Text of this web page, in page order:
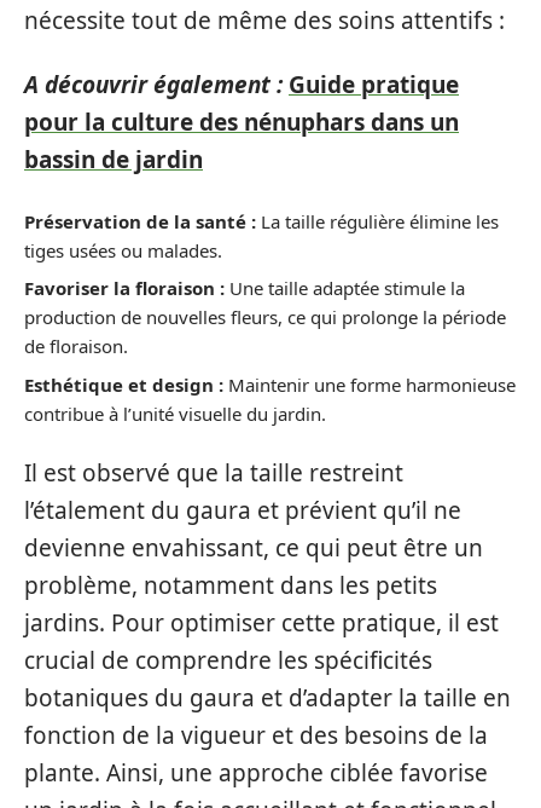
nécessite tout de même des soins attentifs :
A découvrir également : Guide pratique
pour la culture des nénuphars dans un
bassin de jardin
Préservation de la santé : La taille régulière élimine les
tiges usées ou malades.
Favoriser la floraison : Une taille adaptée stimule la
production de nouvelles fleurs, ce qui prolonge la période
de floraison.
Esthétique et design : Maintenir une forme harmonieuse
contribue à l’unité visuelle du jardin.
Il est observé que la taille restreint
l’étalement du gaura et prévient qu’il ne
devienne envahissant, ce qui peut être un
problème, notamment dans les petits
jardins. Pour optimiser cette pratique, il est
crucial de comprendre les spécificités
botaniques du gaura et d’adapter la taille en
fonction de la vigueur et des besoins de la
plante. Ainsi, une approche ciblée favorise